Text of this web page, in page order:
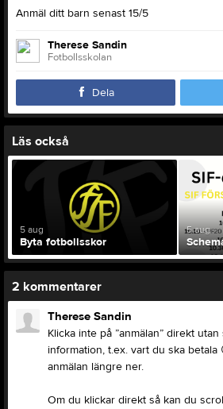
Anmäl ditt barn senast 15/5
Therese Sandin
Fotbollsskolan
Dela
Läs också
5 aug
Byta fotbollsskor
5 aug
2 kommentarer
Therese Sandin
Klicka inte på ”anmälan” direkt
information, t.ex. vart du ska betala
anmälan längre ner.
Om du klickar direkt så kan du